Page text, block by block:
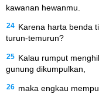
kawanan hewanmu.
24 Karena harta benda
turun-temurun?
25 Kalau rumput
gunung dikumpulkan,
26 maka engkau